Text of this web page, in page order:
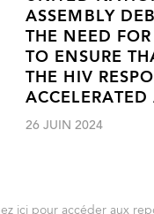
ASSEMBLY
THE NEED
TO ENSURE
THE HIV
26 JUIN 2024
ici pour accéder aux